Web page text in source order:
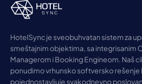
HotelSync je sveobuhvatan sistem za
smeštajnim objektima, sa integrisanim
Managerom i Booking Engineom. Naš
ponudimo vrhunsko softversko rešenje
pojednostavljuje svakodnevno